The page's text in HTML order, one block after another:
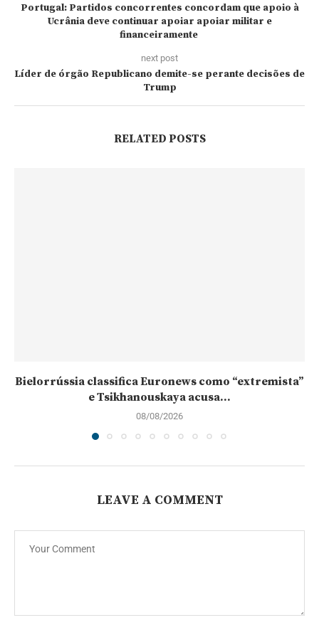
Portugal: Partidos concorrentes concordam que apoio à
Ucrânia deve continuar apoiar apoiar militar e
financeiramente
next post
Líder de órgão Republicano demite-se perante decisões de
Trump
RELATED POSTS
Bielorrússia classifica Euronews como “extremista”
e Tsikhanouskaya acusa...
08/08/2026
LEAVE A COMMENT